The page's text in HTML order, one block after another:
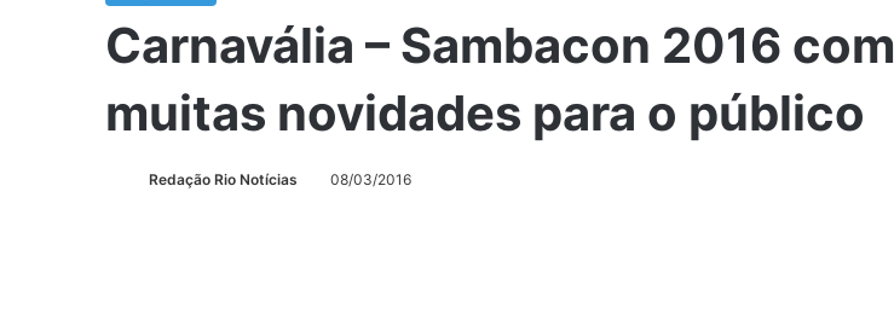
Carnavália – Sambacon 2016 com
muitas novidades para o público
Redação Rio Notícias 08/03/2016